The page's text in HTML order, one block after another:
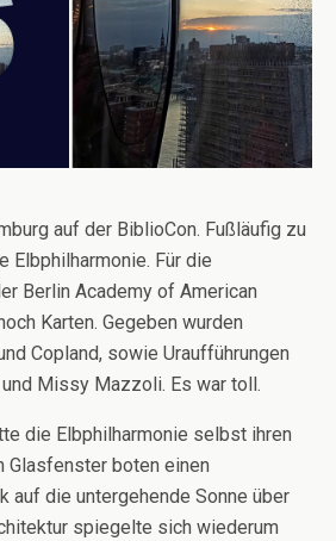
auf der BiblioCon. Fußläufig zu
Elbphilharmonie. Für die
Berlin Academy of American
Karten. Gegeben wurden
Copland, sowie Uraufführungen
Missy Mazzoli. Es war toll.
die Elbphilharmonie selbst ihren
Glasfenster boten einen
auf die untergehende Sonne über
spiegelte sich wiederum